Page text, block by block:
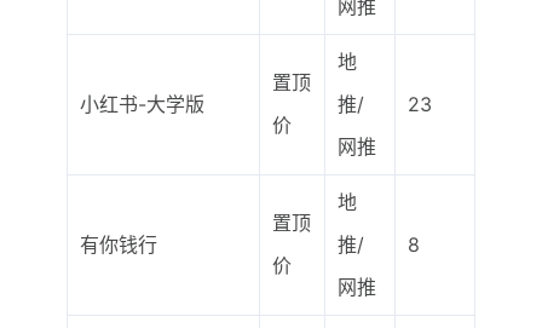
网推
小红书-大学版
置顶
价
地
推/
网推
23
有你钱行
置顶
价
地
推/
网推
8